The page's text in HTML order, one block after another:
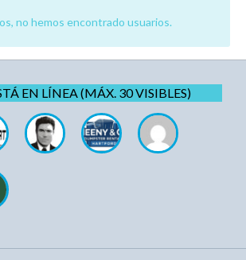
no hemos encontrado usuarios.
EN LÍNEA (MÁX. 30 VISIBLES)